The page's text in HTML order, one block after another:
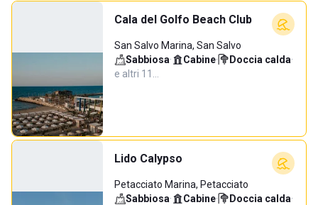
Cala del Golfo Beach Club
San Salvo Marina, San Salvo
Sabbiosa· Cabine· Doccia calda·
e altri 11…
Lido Calypso
Petacciato Marina, Petacciato
Sabbiosa· Cabine· Doccia calda·